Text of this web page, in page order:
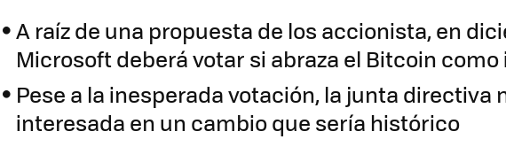
A raíz de una propuesta de los accionista, en
Microsoft deberá votar si abraza el Bitcoin como
Pese a la inesperada votación, la junta directiva
interesada en un cambio que sería histórico